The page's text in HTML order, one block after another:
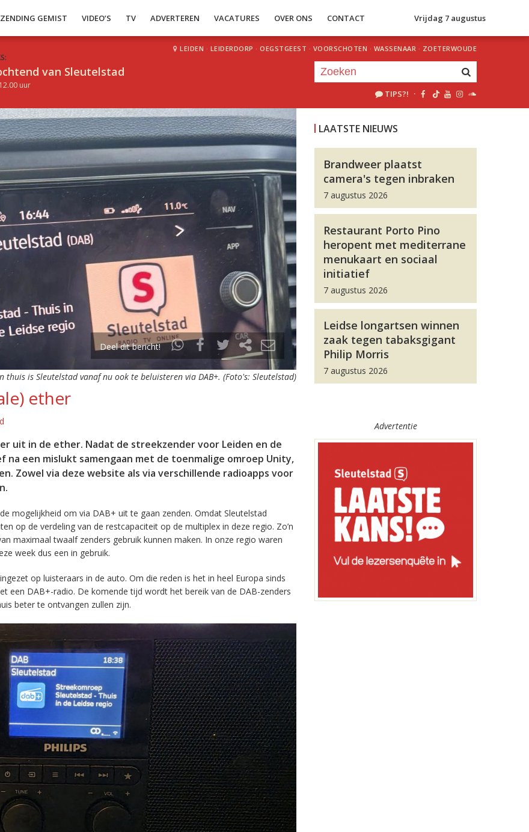
GEMIST VIDEO’S TV ADVERTEREN VACATURES OVER ONS CONTACT Vrijdag 7 augustus
van Sleutelstad
uur
LEIDEN · LEIDERDORP · OEGSTGEEST · VOORSCHOTEN · WASSENAAR · ZOETERWOUDE
TIPS?! ·
Deel dit bericht!
thuis is Sleutelstad vanaf nu ook te beluisteren via DAB+. (Foto's: Sleutelstad)
ether
uit in de ether. Nadat de streekzender voor Leiden en de
een mislukt samengaan met de toenmalige omroep Unity,
Zowel via deze website als via verschillende radioapps voor
mogelijkheid om via DAB+ uit te gaan zenden. Omdat Sleutelstad
op de verdeling van de restcapaciteit op de multiplex in deze regio. Zo’n
maximaal twaalf zenders gebruik kunnen maken. In onze regio waren
week dus een in gebruik.
op luisteraars in de auto. Om die reden is het in heel Europa sinds
een DAB+-radio. De komende tijd wordt het bereik van de DAB-zenders
beter te ontvangen zullen zijn.
LAATSTE NIEUWS
Brandweer plaatst
camera's tegen inbraken
7 augustus 2026
Restaurant Porto Pino
heropent met mediterrane
menukaart en sociaal
initiatief
7 augustus 2026
Leidse longartsen winnen
zaak tegen tabaksgigant
Philip Morris
7 augustus 2026
Advertentie